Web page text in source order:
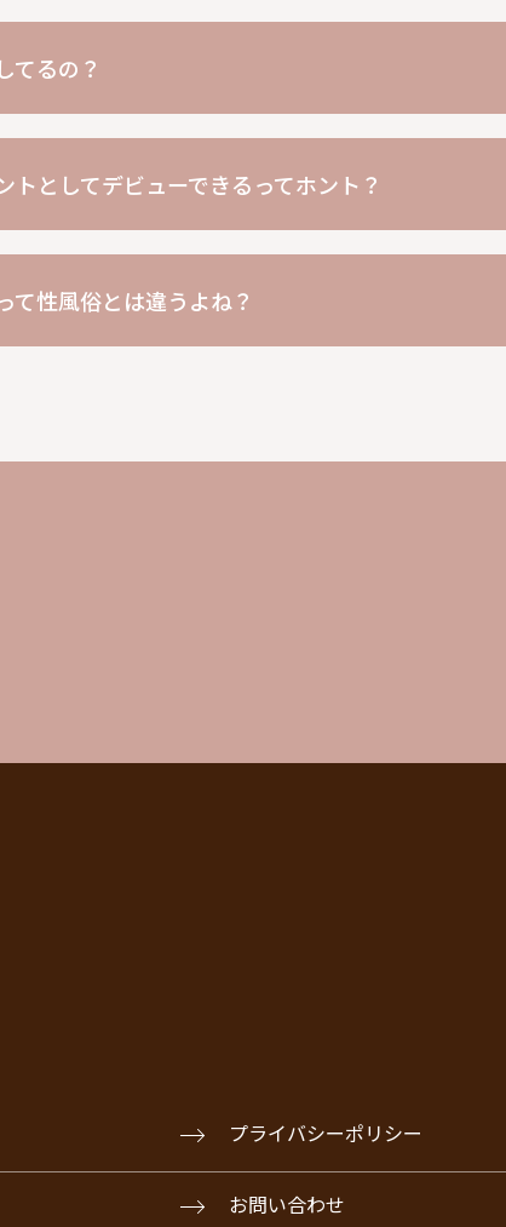
てるの？
トとしてデビューできるってホント？
て性風俗とは違うよね？
プライバシーポリシー
お問い合わせ